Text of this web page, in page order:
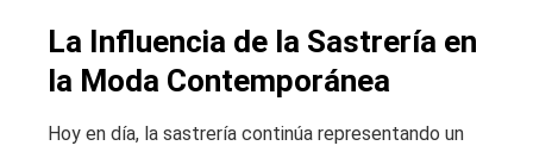
La Influencia de la Sastrería en
la Moda Contemporánea
Hoy en día, la sastrería continúa representando un